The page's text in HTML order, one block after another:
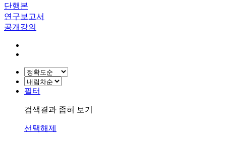
단행본
연구보고서
공개강의
필터
검색결과 좁혀 보기
선택해제